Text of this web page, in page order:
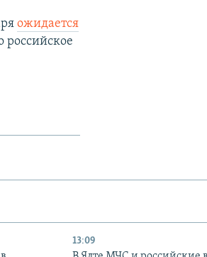
ожидается
российское
13:09